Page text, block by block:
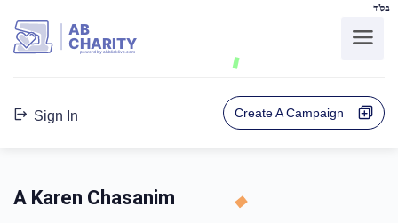
בס"ד
AB
CHARITY
powerd by ahblicklive.com
Sign In Create A Campaign
A Karen Chasanim